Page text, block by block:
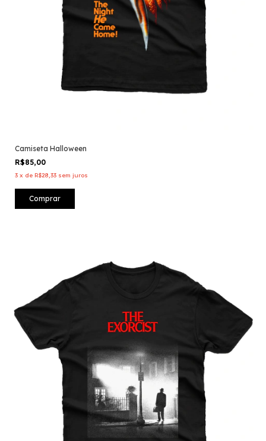
Camiseta Halloween
R$85,00
3 x de R$28,33 sem juros
Comprar